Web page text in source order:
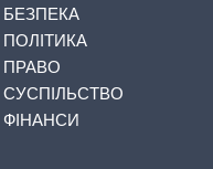
БЕЗПЕКА
ПОЛІТИКА
ПРАВО
СУСПІЛЬСТВО
ФІНАНСИ